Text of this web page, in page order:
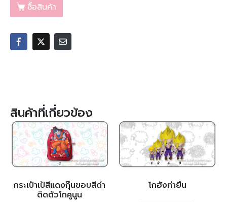
ซื้อสินค้า
สินค้าที่เกี่ยวข้อง
กระเป๋าเป้สีแดงกุ๊นขอบสีดำ
ติดตัวโกคูนูน
โกฮังท่ายืน